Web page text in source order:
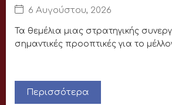
6 Αυγούστου, 2026
Τα θεμέλια μιας στρατηγικής
σημαντικές προοπτικές για το
Περισσότερα